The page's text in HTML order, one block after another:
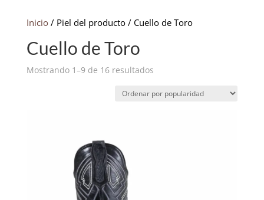
Inicio/ Piel del producto / Cuello de Toro
Cuello de Toro
Mostrando 1–9 de 16 resultadosOrdenado
popularidad